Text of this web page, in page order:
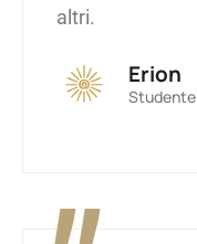
altri.
Erion
Studente